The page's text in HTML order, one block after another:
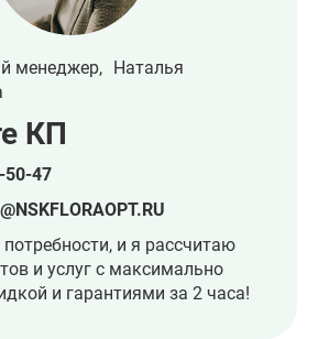
менеджер, Наталья
КП
50-47
и я рассчитаю
и услуг с максимально
и гарантиями за 2 часа!